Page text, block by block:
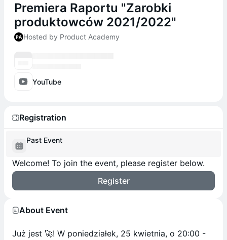
Premiera Raportu "Zarobki
produktowców 2021/2022"
Hosted by Product Academy
YouTube
Registration
Past Event
Welcome! To join the event, please register below.
Register
About Event
Już jest 🚀! W poniedziałek, 25 kwietnia, o 20:00 -